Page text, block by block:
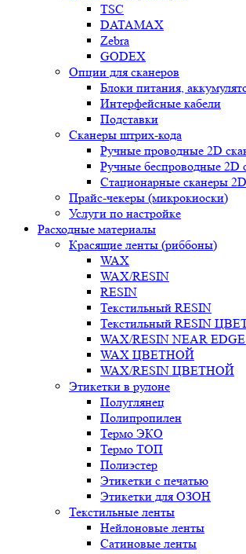
TSC
DATAMAX
Zebra
GODEX
Опции для сканеров
Блоки питания,
Интерфейсные кабели
Подставки
Сканеры штрих-кода
Ручные проводные 2D
Ручные беспроводные 2D
Стационарные сканеры 2D
Прайс-чекеры (микрокиоски)
Услуги по настройке
Расходные материалы
Красящие ленты (риббоны)
WAX
WAX/RESIN
RESIN
Текстильный RESIN
Текстильный RESIN
WAX/RESIN NEAR EDGE
WAX ЦВЕТНОЙ
WAX/RESIN ЦВЕТНОЙ
Этикетки в рулоне
Полуглянец
Полипропилен
Термо ЭКО
Термо ТОП
Полиэстер
Этикетки с печатью
Этикетки для ОЗОН
Текстильные ленты
Нейлоновые ленты
Сатиновые ленты